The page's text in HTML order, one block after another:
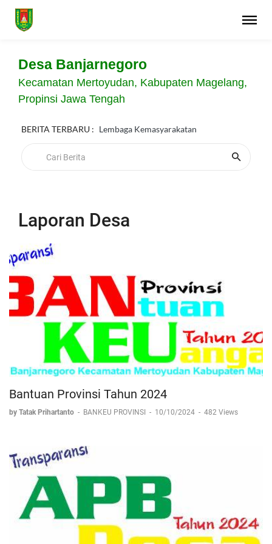
Desa Banjarnegoro
Kecamatan Mertoyudan, Kabupaten Magelang,
Propinsi Jawa Tengah
BERITA TERBARU : Lembaga Kemasyarakatan
Laporan Desa
Bantuan Provinsi Tahun 2024
by Tatak Prihartanto - BANKEU PROVINSI - 10/10/2024 - 482 Views